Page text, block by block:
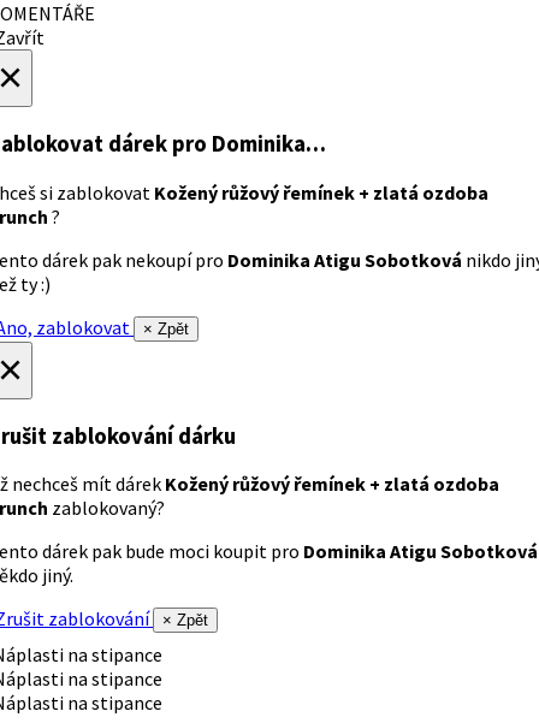
dárek pro Dominika…
si zablokovat Kožený růžový řemínek + zlatá ozdoba
?
dárek pak nekoupí pro Dominika Atigu Sobotková nikdo
ty :)
zablokovat
× Zpět
zablokování dárku
nechceš mít dárek Kožený růžový řemínek + zlatá ozdoba
zablokovaný?
dárek pak bude moci koupit pro Dominika Atigu Sobotková
jiný.
zablokování
× Zpět